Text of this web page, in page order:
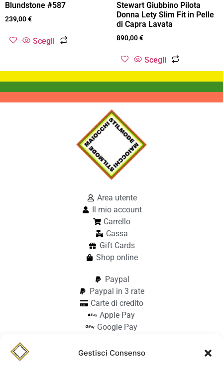
Gestisci Consenso
Blundstone #587
239,00€
Scegli
Stewart Giubbino Pilota
Donna Lety Slim Fit in Pelle
di Capra Lavata
890,00€
Scegli
Area utente
Il mio account
Carrello
Cassa
Gift Cards
Shop online
Paypal
Paypal in 3 rate
Carte di credito
Apple Pay
Google Pay
Pagamento alla consegna